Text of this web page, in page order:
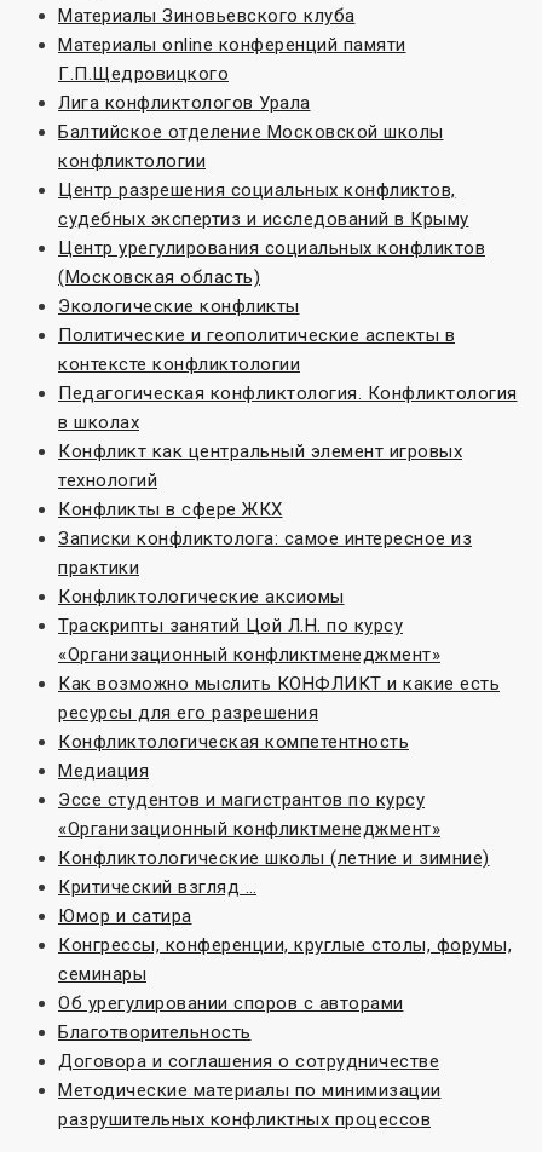
Материалы Зиновьевского клуба
Материалы online конференций памяти
Г.П.Щедровицкого
Лига конфликтологов Урала
Балтийское отделение Московской школы
конфликтологии
Центр разрешения социальных конфликтов,
судебных экспертиз и исследований в Крыму
Центр урегулирования социальных конфликтов
(Московская область)
Экологические конфликты
Политические и геополитические аспекты в
контексте конфликтологии
Педагогическая конфликтология. Конфликтология
в школах
Конфликт как центральный элемент игровых
технологий
Конфликты в сфере ЖКХ
Записки конфликтолога: самое интересное из
практики
Конфликтологические аксиомы
Траскрипты занятий Цой Л.Н. по курсу
«Организационный конфликтменеджмент»
Как возможно мыслить КОНФЛИКТ и какие есть
ресурсы для его разрешения
Конфликтологическая компетентность
Медиация
Эссе студентов и магистрантов по курсу
«Организационный конфликтменеджмент»
Конфликтологические школы (летние и зимние)
Критический взгляд …
Юмор и сатира
Конгрессы, конференции, круглые столы, форумы,
семинары
Об урегулировании споров с авторами
Благотворительность
Договора и соглашения о сотрудничестве
Методические материалы по минимизации
разрушительных конфликтных процессов